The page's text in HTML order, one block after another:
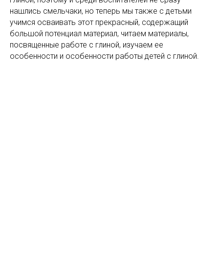
нашлись смельчаки, но теперь мы также с детьми
учимся осваивать этот прекрасный, содержащий
большой потенциал материал, читаем материалы,
посвященные работе с глиной, изучаем ее
особенности и особенности работы детей с глиной.